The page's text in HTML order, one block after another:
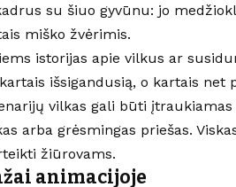
su šiuo gyvūnu: jo
miško žvėrimis.
istorijas apie vilkus ar
išsigandusią, o kartais net
vilkas gali būti
arba grėsmingas priešas.
žiūrovams.
animacijoje